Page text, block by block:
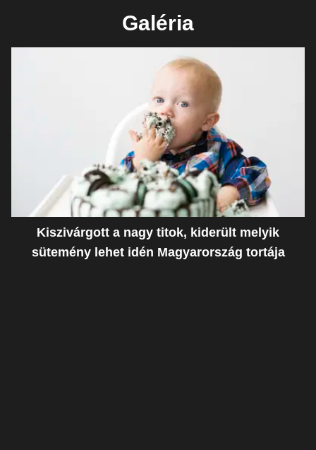
Galéria
Kiszivárgott a nagy titok, kiderült melyik
sütemény lehet idén Magyarország tortája